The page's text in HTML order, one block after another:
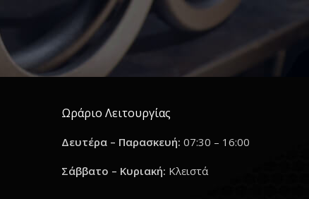
Ωράριο Λειτουργίας
Δευτέρα – Παρασκευή: 07:30 – 16:00
Σάββατο – Κυριακή: Κλειστά